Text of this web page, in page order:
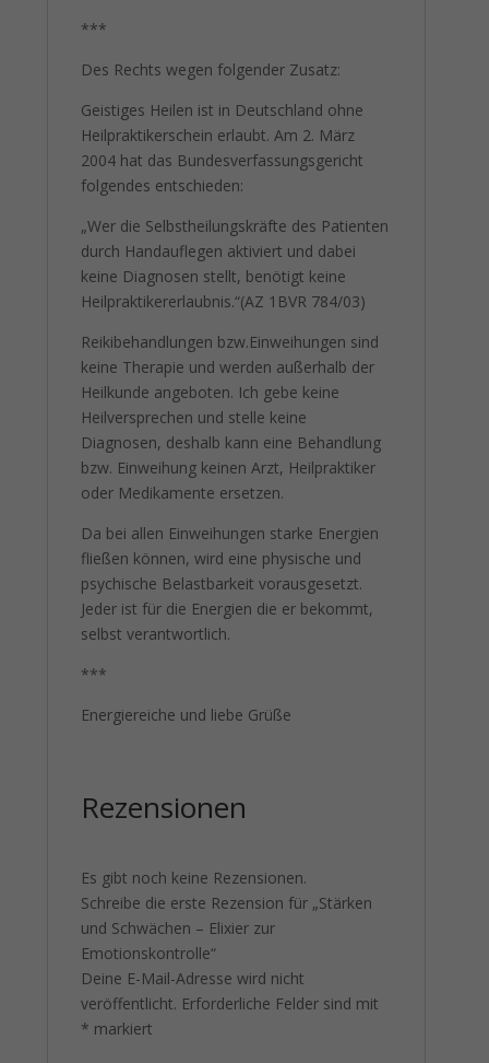
***
Des Rechts wegen folgender Zusatz:
Geistiges Heilen ist in Deutschland ohne
Heilpraktikerschein erlaubt. Am 2. März
2004 hat das Bundesverfassungsgericht
folgendes entschieden:
„Wer die Selbstheilungskräfte des Patienten
durch Handauflegen aktiviert und dabei
keine Diagnosen stellt, benötigt keine
Heilpraktikererlaubnis.“(AZ 1BVR 784/03)
Reikibehandlungen bzw.Einweihungen sind
keine Therapie und werden außerhalb der
Heilkunde angeboten. Ich gebe keine
Heilversprechen und stelle keine
Diagnosen, deshalb kann eine Behandlung
bzw. Einweihung keinen Arzt, Heilpraktiker
oder Medikamente ersetzen.
Da bei allen Einweihungen starke Energien
fließen können, wird eine physische und
psychische Belastbarkeit vorausgesetzt.
Jeder ist für die Energien die er bekommt,
selbst verantwortlich.
***
Energiereiche und liebe Grüße
Rezensionen
Es gibt noch keine Rezensionen.
Schreibe die erste Rezension für „Stärken
und Schwächen – Elixier zur
Emotionskontrolle“
Deine E-Mail-Adresse wird nicht
veröffentlicht. Erforderliche Felder sind mit
* markiert